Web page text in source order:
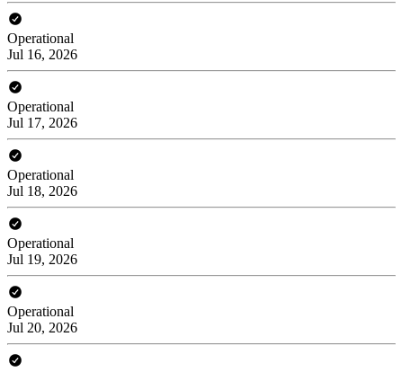
Operational
Jul 16, 2026
Operational
Jul 17, 2026
Operational
Jul 18, 2026
Operational
Jul 19, 2026
Operational
Jul 20, 2026